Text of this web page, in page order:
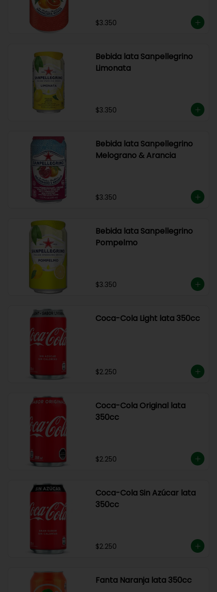
$3.350
Bebida lata Sanpellegrino
Limonata
$3.350
Bebida lata Sanpellegrino
Melograno & Arancia
$3.350
Bebida lata Sanpellegrino
Pompelmo
$3.350
Coca-Cola Light lata 350cc
$2.250
Coca-Cola Original lata
350cc
$2.250
Coca-Cola Sin Azúcar lata
350cc
$2.250
Fanta Naranja lata 350cc